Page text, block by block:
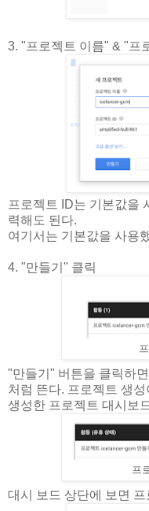
3. "프로젝트 이름" & "프
프로젝트 ID는 기본값을
력해도 된다.
여기서는 기본값을 사용
4. "만들기" 클릭
"만들기" 버튼을 클릭하
처럼 뜬다. 프로젝트 생
생성한 프로젝트 대시보
프
대시 보드 상단에 보면